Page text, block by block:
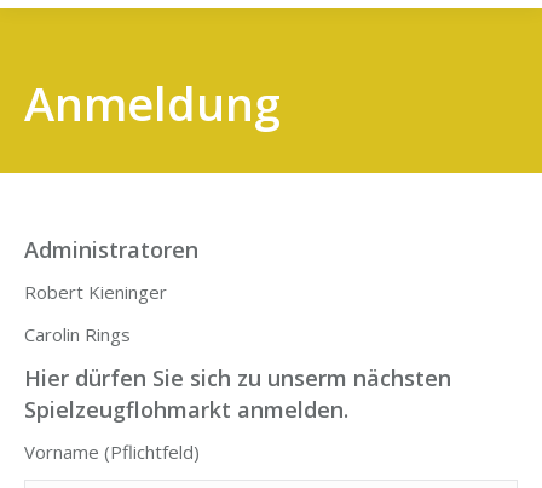
Anmeldung
Administratoren
Robert Kien­in­ger
Caro­lin Rings
Hier dürfen Sie sich zu unserm nächsten
Spielzeugflohmarkt anmelden.
Vor­na­me (Pflicht­feld)